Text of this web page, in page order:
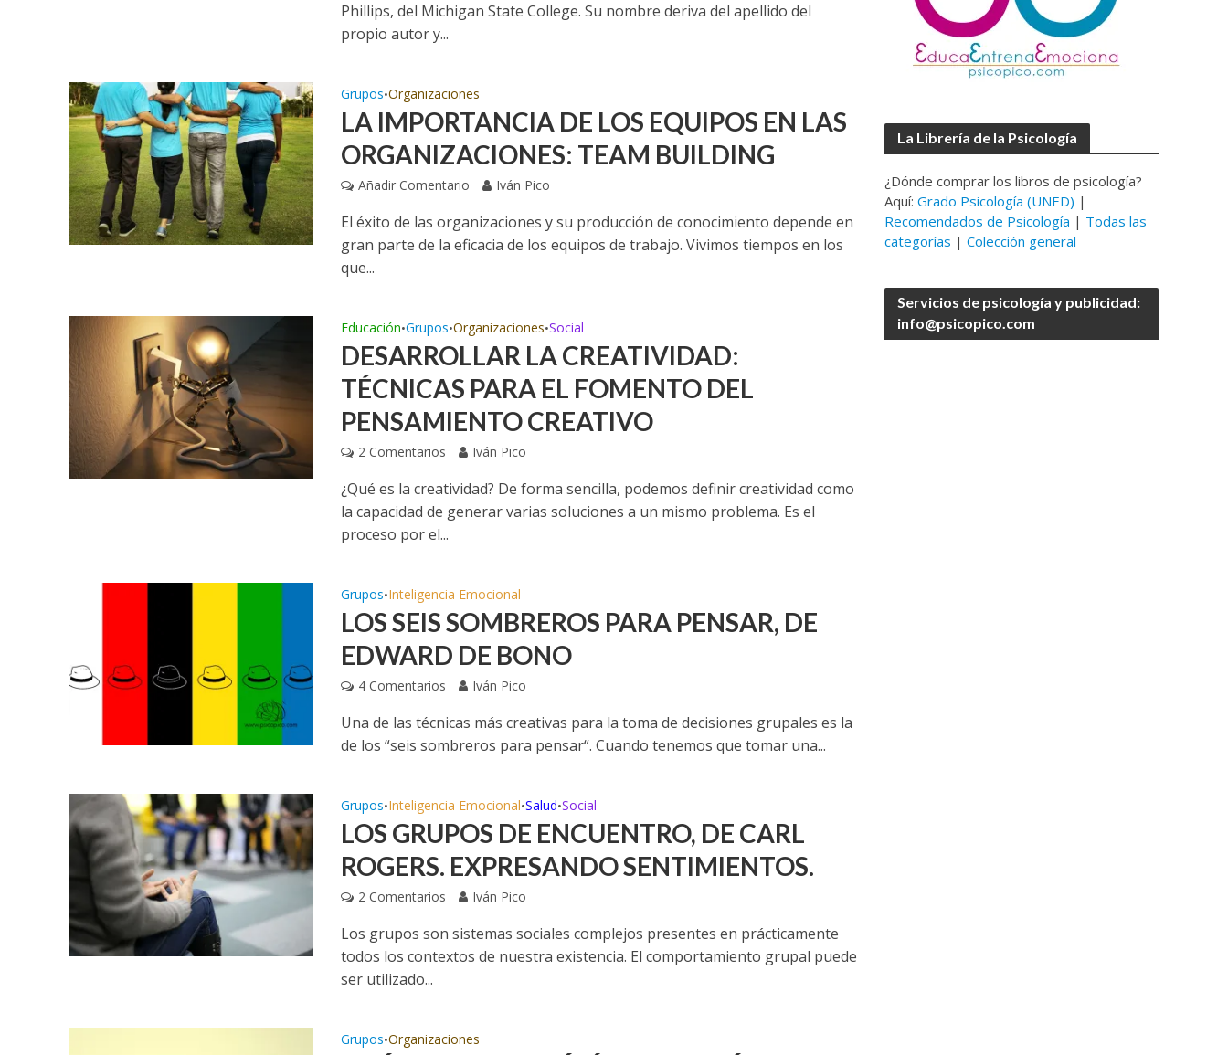
Phillips, del Michigan State College. Su nombre deriva del apellido del
propio autor y...
Grupos•Organizaciones
LA IMPORTANCIA DE LOS EQUIPOS EN LAS
ORGANIZACIONES: TEAM BUILDING
Añadir Comentario Iván Pico
El éxito de las organizaciones y su producción de conocimiento depende en
gran parte de la eficacia de los equipos de trabajo. Vivimos tiempos en los
que...
Educación•Grupos•Organizaciones•Social
DESARROLLAR LA CREATIVIDAD:
TÉCNICAS PARA EL FOMENTO DEL
PENSAMIENTO CREATIVO
2 Comentarios Iván Pico
¿Qué es la creatividad? De forma sencilla, podemos definir creatividad como
la capacidad de generar varias soluciones a un mismo problema. Es el
proceso por el...
Grupos•Inteligencia Emocional
LOS SEIS SOMBREROS PARA PENSAR, DE
EDWARD DE BONO
4 Comentarios Iván Pico
Una de las técnicas más creativas para la toma de decisiones grupales es la
de los “seis sombreros para pensar“. Cuando tenemos que tomar una...
Grupos•Inteligencia Emocional•Salud•Social
LOS GRUPOS DE ENCUENTRO, DE CARL
ROGERS. EXPRESANDO SENTIMIENTOS.
2 Comentarios Iván Pico
Los grupos son sistemas sociales complejos presentes en prácticamente
todos los contextos de nuestra existencia. El comportamiento grupal puede
ser utilizado...
Grupos•Organizaciones
La Librería de la Psicología
¿Dónde comprar los libros de psicología?
Aquí:Grado Psicología (UNED) |
Recomendados de Psicología | Todas las
categorías |Colección general
Servicios de psicología y publicidad:
info@psicopico.com